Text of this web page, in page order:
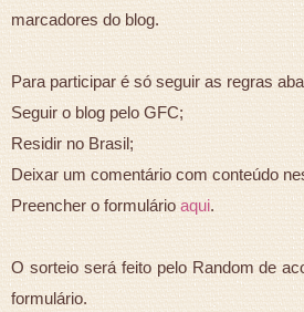
marcadores do blog.
Para participar é só seguir as regras
Seguir o blog pelo GFC;
Residir no Brasil;
Deixar um comentário com conteúdo
Preencher o formulárioaqui.
O sorteio será feito pelo Random de
formulário.